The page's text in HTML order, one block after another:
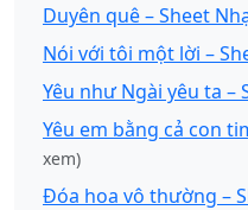
Duyên quê – Sheet
Nói với tôi một lời –
Yêu như Ngài yêu ta –
Yêu em bằng cả con
xem)
Đóa hoa vô thường –